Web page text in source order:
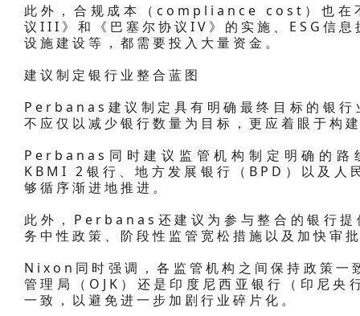
此外，合规成本（compliance cost）也在
议III》和《巴塞尔协议IV》的实施、ESG信
设施建设等，都需要投入大量资金。
建议制定银行业整合蓝图
Perbanas建议制定具有明确最终目标的银
不应仅以减少银行数量为目标，更应着眼于构
Perbanas同时建议监管机构制定明确的
KBMI 2银行、地方发展银行（BPD）以及人
够循序渐进地推进。
此外，Perbanas还建议为参与整合的银行
务中性政策、阶段性监管宽松措施以及加快审
Nixon同时强调，各监管机构之间保持政策一
管理局（OJK）还是印度尼西亚银行（印尼
一致，以避免进一步加剧行业碎片化。